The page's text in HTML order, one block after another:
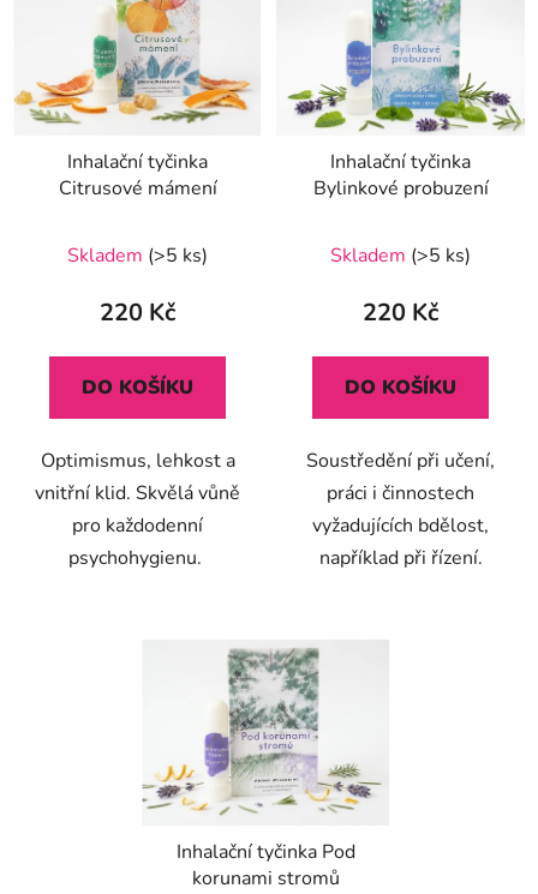
Inhalační tyčinka
Citrusové mámení
hodnocení
produktu
5,0
z
hvězdiček.
Skladem (>5 ks)
220 Kč
DO KOŠÍKU
Optimismus, lehkost a
vnitřní klid. Skvělá vůně
pro každodenní
psychohygienu.
Inhalační tyčinka
Bylinkové probuzení
Skladem (>5 ks)
220 Kč
DO KOŠÍKU
Soustředění při učení,
práci i činnostech
vyžadujících bdělost,
například při řízení.
Inhalační tyčinka Pod
korunami stromů